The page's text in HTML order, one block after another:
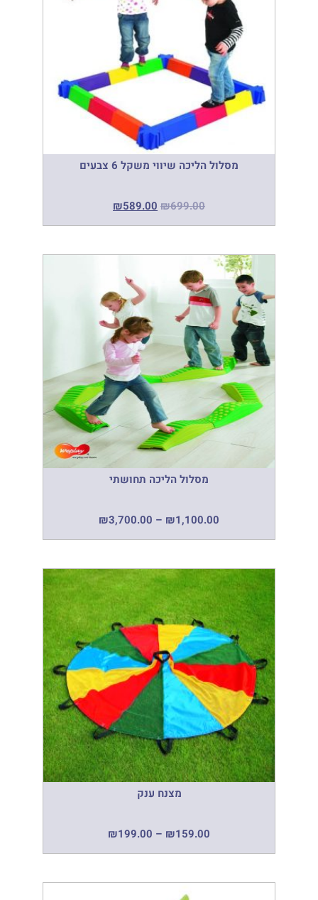
מסלול הליכה שיווי משקל 6 צבעים
₪699.00
₪589.00
מסלול הליכה תחושתי
₪1,100.00
–
₪3,700.00
מצנח ענק
₪159.00
–
₪199.00